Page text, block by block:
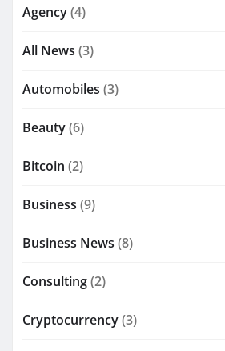
Agency(4)
All News (3)
Automobiles (3)
Beauty(6)
Bitcoin (2)
Business (9)
Business News (8)
Consulting(2)
Cryptocurrency(3)